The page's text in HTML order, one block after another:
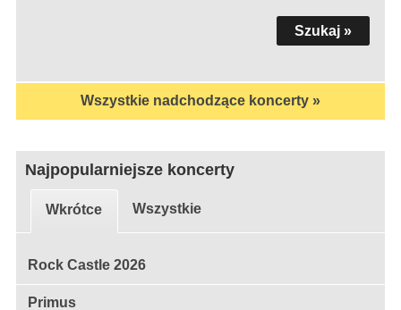
Wszystkie nadchodzące koncerty »
Najpopularniejsze koncerty
Wkrótce Wszystkie
Rock Castle 2026
Primus